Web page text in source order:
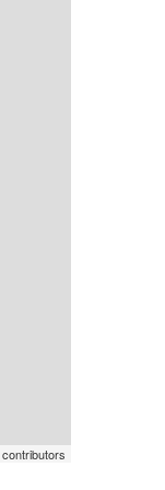
contributors